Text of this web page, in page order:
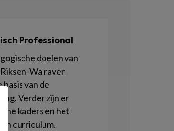
Professional
doelen van
Walraven
basis van de
Verder zijn er
kaders en het
curriculum.